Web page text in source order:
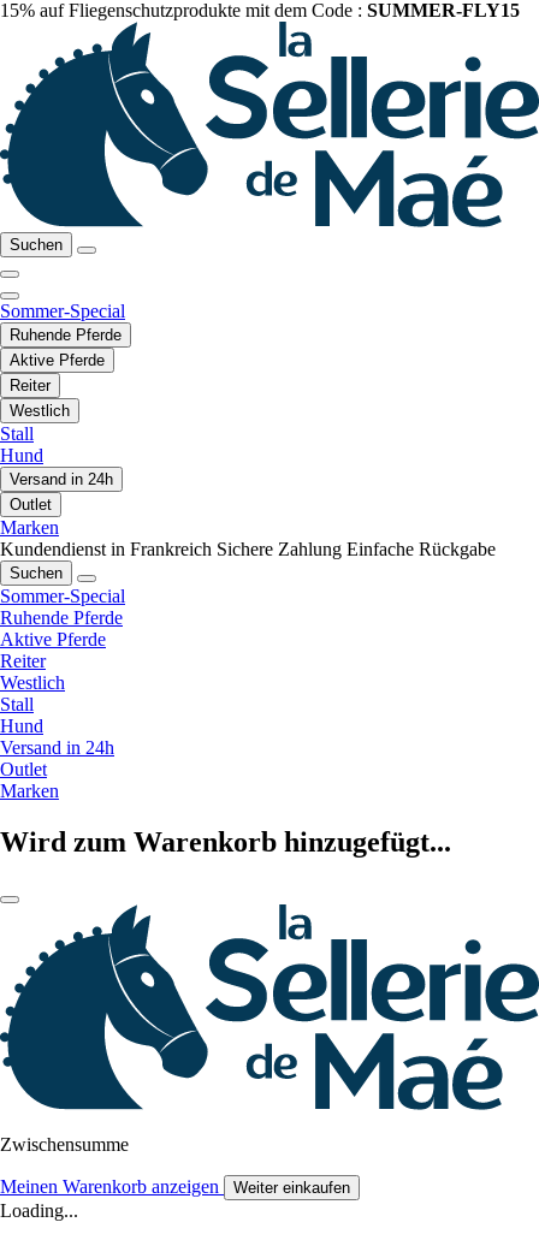
15% auf Fliegenschutzprodukte mit dem Code : SUMMER-FLY15
Suchen
Sommer-Special
Ruhende Pferde
Aktive Pferde
Reiter
Westlich
Stall
Hund
Versand in 24h
Outlet
Marken
Kundendienst in Frankreich Sichere Zahlung Einfache Rückgabe
Suchen
Sommer-Special
Ruhende Pferde
Aktive Pferde
Reiter
Westlich
Stall
Hund
Versand in 24h
Outlet
Marken
Wird zum Warenkorb hinzugefügt...
Zwischensumme
Meinen Warenkorb anzeigen Weiter einkaufen
Loading...